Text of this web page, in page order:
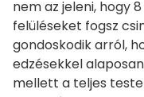
nem az jeleni, hogy
felüléseket fogsz
gondoskodik arról,
edzésekkel
mellett a teljes